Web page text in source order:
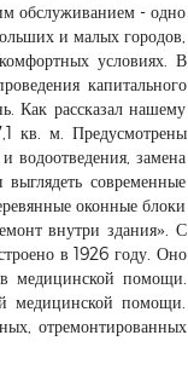
обслуживанием - одно
и малых городов,
условиях. В
капитального
Как рассказал нашему
кв. м. Предусмотрены
водоотведения, замена
современные
оконные блоки
внутри здания». С
в 1926 году. Оно
медицинской помощи.
медицинской помощи.
отремонтированных